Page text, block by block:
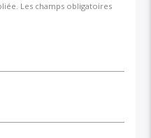
Les champs obligatoires